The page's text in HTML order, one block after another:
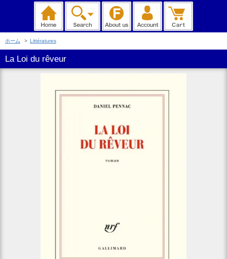
ホーム > Littératures
La Loi du rêveur